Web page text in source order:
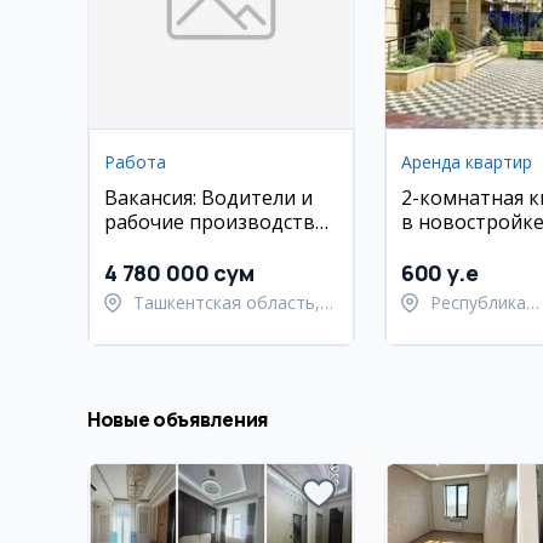
Работа
Вакансия: Водители и
рабочие производства
4 780 000 сум
Ташкентская область,
Аренда квартир
2-комнатная
в
600 y.e
Республика
Берунийский
Новые объявления